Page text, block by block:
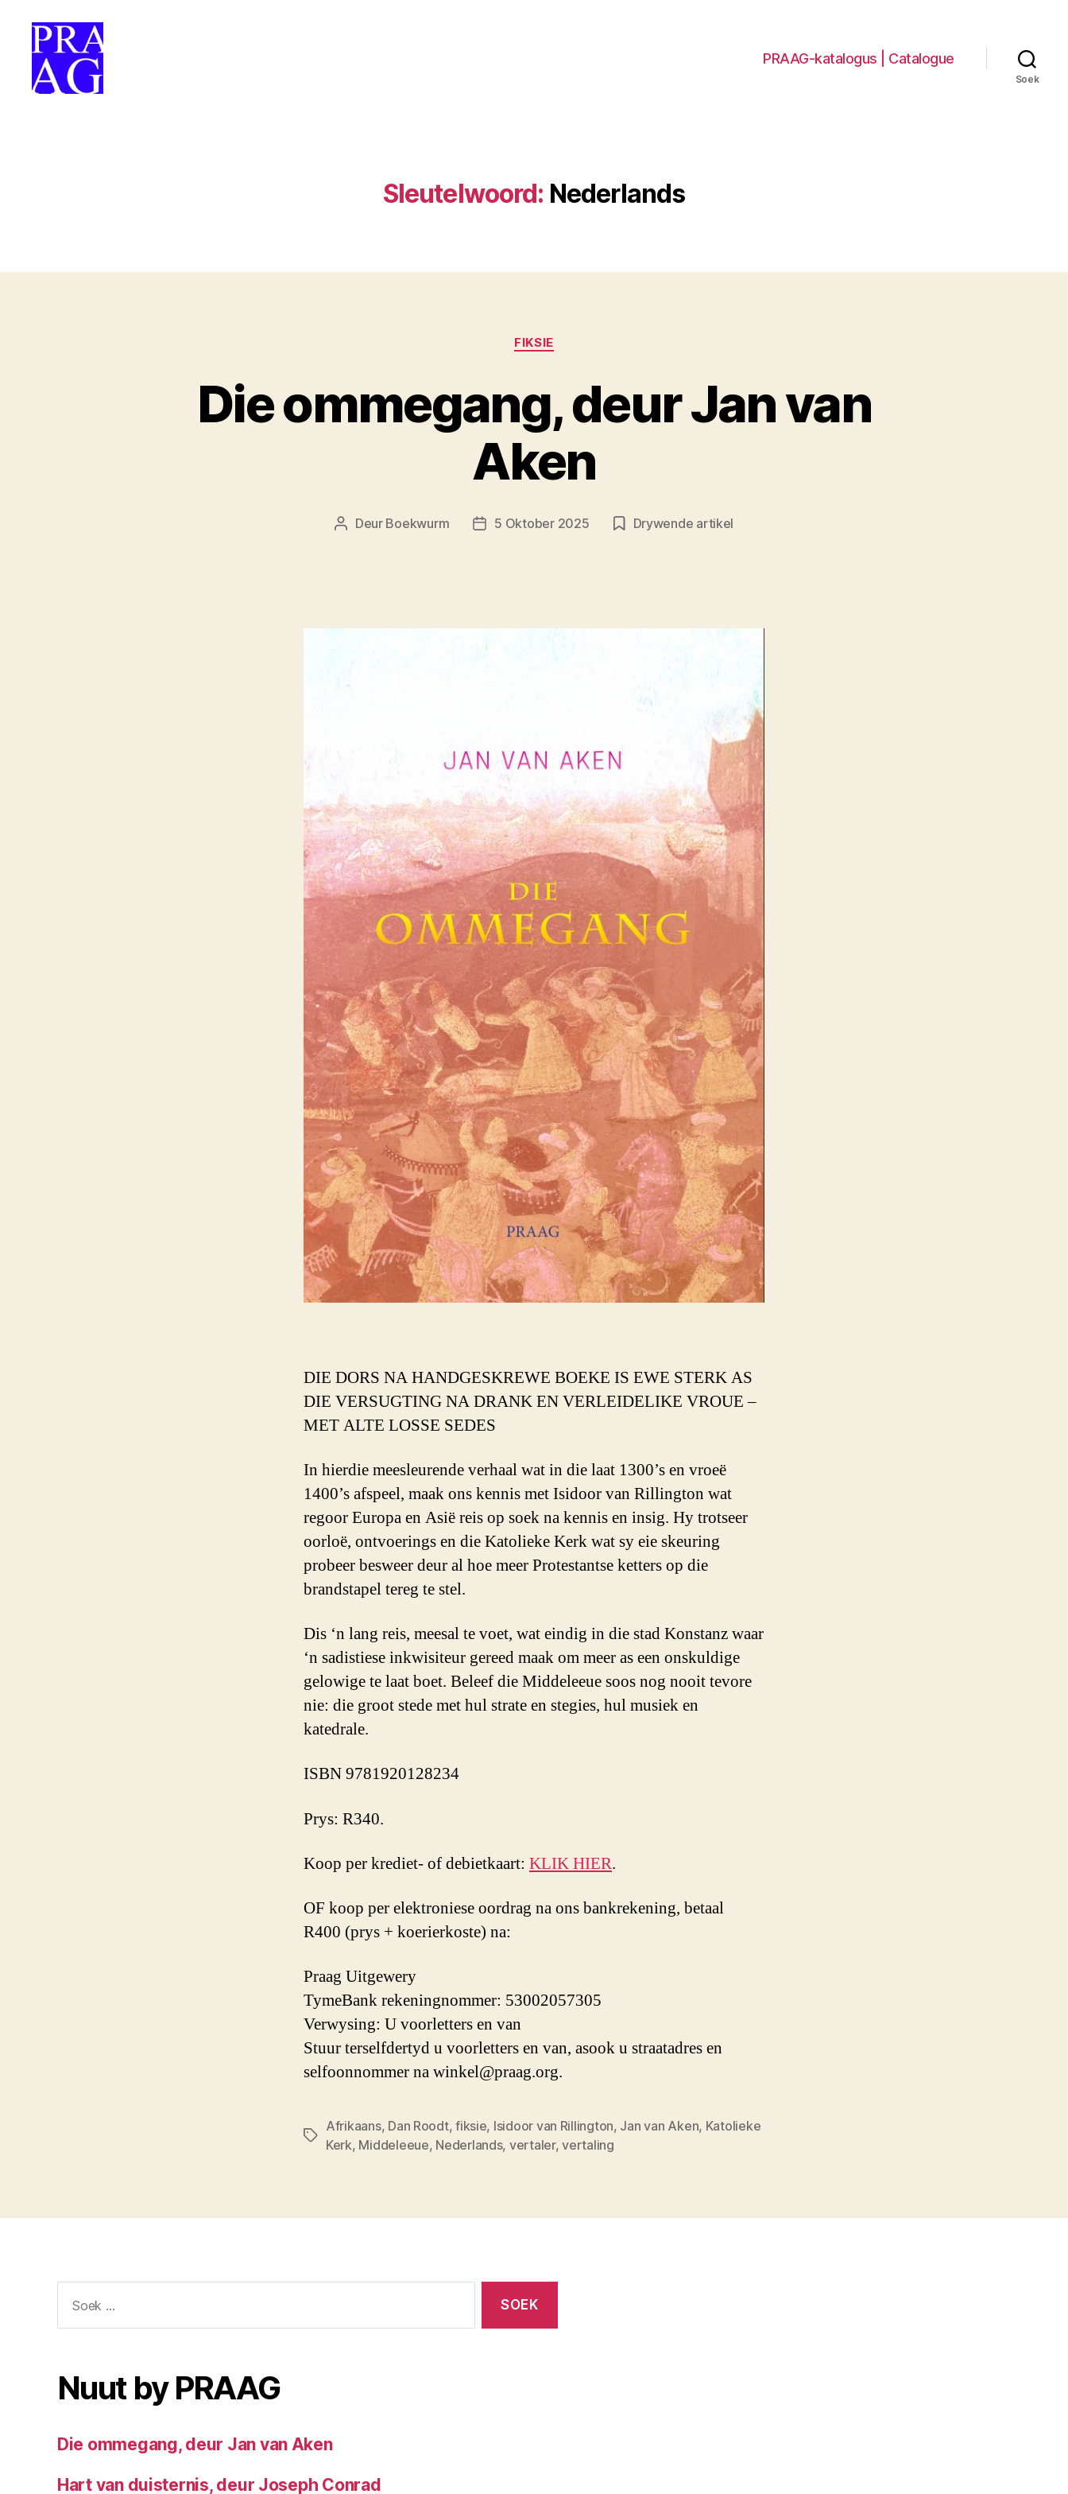
PRAAG-katalogus | Catalogue
Soek
Sleutelwoord: Nederlands
Kategorieë
FIKSIE
Die ommegang, deur Jan van
Aken
Artikelouteur
Deur Boekwurm Artikeldatum
5 Oktober 2025 Drywende artikel
DIE DORS NA HANDGESKREWE BOEKE IS EWE STERK AS
DIE VERSUGTING NA DRANK EN VERLEIDELIKE VROUE –
MET ALTE LOSSE SEDES
In hierdie meesleurende verhaal wat in die laat 1300’s en vroeë
1400’s afspeel, maak ons kennis met Isidoor van Rillington wat
regoor Europa en Asië reis op soek na kennis en insig. Hy trotseer
oorloë, ontvoerings en die Katolieke Kerk wat sy eie skeuring
probeer besweer deur al hoe meer Protestantse ketters op die
brandstapel tereg te stel.
Dis ‘n lang reis, meesal te voet, wat eindig in die stad Konstanz waar
‘n sadistiese inkwisiteur gereed maak om meer as een onskuldige
gelowige te laat boet. Beleef die Middeleeue soos nog nooit tevore
nie: die groot stede met hul strate en stegies, hul musiek en
katedrale.
ISBN 9781920128234
Prys: R340.
Koop per krediet- of debietkaart: KLIK HIER.
OF koop per elektroniese oordrag na ons bankrekening, betaal
R400 (prys + koerierkoste) na:
Praag Uitgewery
TymeBank rekeningnommer: 53002057305
Verwysing: U voorletters en van
Stuur terselfdertyd u voorletters en van, asook u straatadres en
selfoonnommer na winkel@praag.org.
Sleutelwoorde
Afrikaans, Dan Roodt,fiksie, Isidoor van Rillington, Jan van Aken, Katolieke
Kerk, Middeleeue, Nederlands, vertaler,vertaling
vir:
Nuut by PRAAG
Die ommegang, deur Jan van Aken
Hart van duisternis, deur Joseph Conrad